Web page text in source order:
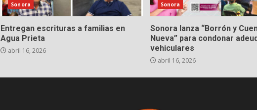
Sonora
Entregan escrituras a familias en
Agua Prieta
abril 16, 2026
Sonora
Sonora lanza “Borrón y
Nueva” para condonar
vehiculares
abril 16, 2026